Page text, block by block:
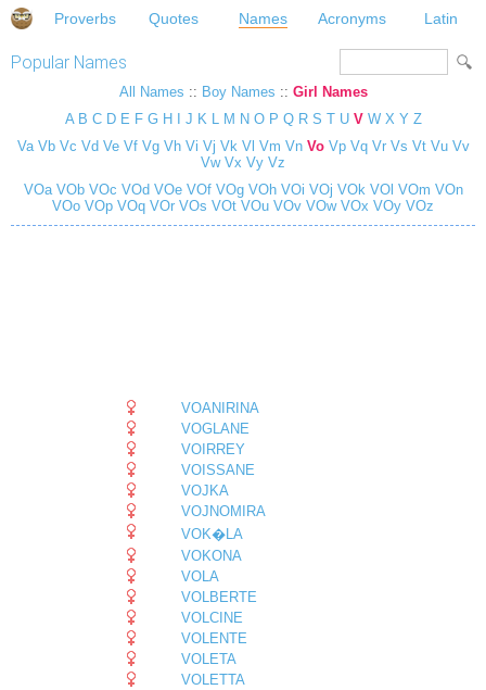
Proverbs Quotes Names Acronyms Latin
Popular Names
All Names :: Boy Names :: Girl Names
A B C D E F G H J K L M N O P Q R S T U V W X Y Z
Va Vb Vc Vd Ve Vf Vg Vh Vi Vj Vk Vl Vm Vn Vo Vp Vq Vr Vs Vt Vu Vv
Vw Vx Vy Vz
VOaVObVOc VOd VOeVOfVOgVOhVOi VOj VOkVOl VOm VOn
VOo VOp VOq VOr VOs VOt VOu VOv VOwVOx VOy VOz
VOANIRINA
VOGLANE
VOIRREY
VOISSANE
VOJKA
VOJNOMIRA
VOK�LA
VOKONA
VOLA
VOLBERTE
VOLCINE
VOLENTE
VOLETA
VOLETTA